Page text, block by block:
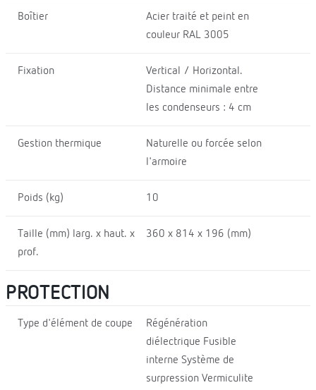
Boîtier
Acier traité et peint en
couleur RAL 3005
Fixation
Vertical / Horizontal.
Distance minimale entre
les condenseurs : 4 cm
Gestion thermique
Naturelle ou forcée selon
l'armoire
Poids (kg) 10
Taille (mm) larg. x haut. x
prof.
360 x 814 x 196 (mm)
PROTECTION
Type d'élément de coupe
Régénération
diélectrique Fusible
interne Système de
surpression Vermiculite